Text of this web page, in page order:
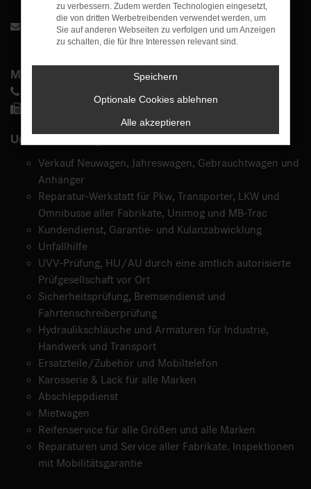
info@autohaus-buehle.de
Mercedes-Benz
Unsere Leistungen:
Verkauf Neuwagen, Jahreswagen, Gebrauchtwagen und
Anhänger
Reparatur-Werkstatt für Pkw, Transporter, LKW und
Omnibusse aller Fabrikate, Unimog und MB-Trac
Kundendienst, Garantie- und Kulanzabwicklung
Unfallhilfe
UVV-Prüfung, HU/AU durch eine amtlich autorisierte
Prüfgesellschaft vor Ort
Sicherheitsprüfung, Bremsendienst und
Fahrtenschreiberprüfung
Hydraulikschläuche und Armaturen für Industrie,
Handwerk und Transport
Ersatzteile/Zubehör und Mobiltelefon
Karosserie & Lack für alle Marken
Abschleppdienst
Mietwagen
Reifenservice für alle Größen und alle Marken
Reparaturen und Service aller Fabrikate. Inspektionen
mit Mobilitätsgarantie
zu verbessern. Zudem werden Technologien eingesetzt,
die von dritten Werbetreibenden verwendet werden, um
Sie auf anderen Webseiten zu verfolgen und um Anzeigen
zu schalten, die für Ihre Interessen relevant sind.
Speichern
Optionale Cookies ablehnen
Alle akzeptieren